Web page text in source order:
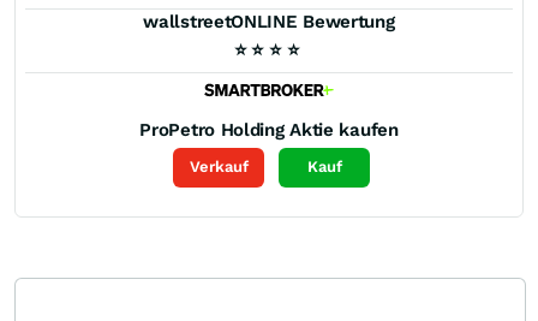
wallstreetONLINE Bewertung
⭐ ⭐ ⭐ ⭐
ProPetro Holding Aktie kaufen
Verkauf Kauf